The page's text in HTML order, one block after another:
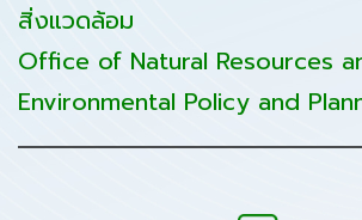
สิ่งแวดล้อม
Office of Natural Resources
Environmental Policy and